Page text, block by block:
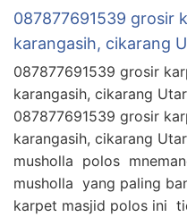
087877691539 grosir
karangasih, cikarang
087877691539 grosir
karangasih, cikarang
087877691539 grosir
karangasih, cikarang
musholla polos
musholla yang paling
karpet masjid polos ini